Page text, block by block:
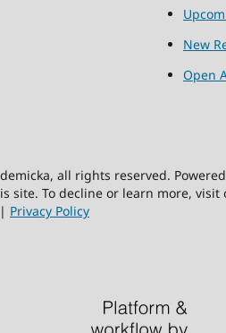
New
Open
all rights reserved.
site. To decline or learn more,
Privacy Policy